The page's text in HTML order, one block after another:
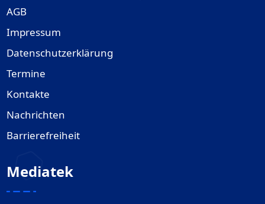
AGB
Impressum
Datenschutzerklärung
Termine
Kontakte
Nachrichten
Barrierefreiheit
Mediatek